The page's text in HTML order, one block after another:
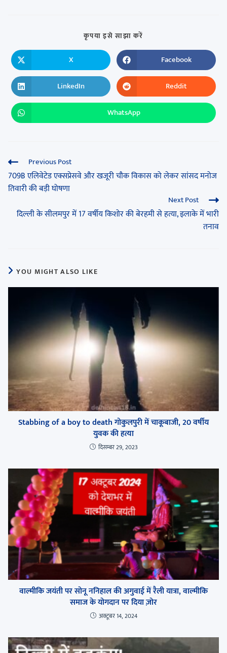
कृपया इसे साझा करें
X Facebook
LinkedIn Reddit
WhatsApp
Previous Post
709B एलिवेटेड एक्सप्रेसवे और खजूरी चौक विकास को लेकर सांसद मनोज
तिवारी की बड़ी घोषणा
Next Post
दिल्ली के सीलमपुर में 17 वर्षीय किशोर की बेरहमी से हत्या, इलाके में भारी
तनाव
YOU MIGHT ALSO LIKE
Stabbing of a boy to death गोकुलपुरी में चाकूबाजी, 20 वर्षीय
युवक की हत्या
दिसम्बर 29, 2023
वाल्मीकि जयंती पर सोनू ननिहाल की अगुवाई में रैली यात्रा, वाल्मीकि
समाज के योगदान पर दिया ज़ोर
अक्टूबर 14, 2024